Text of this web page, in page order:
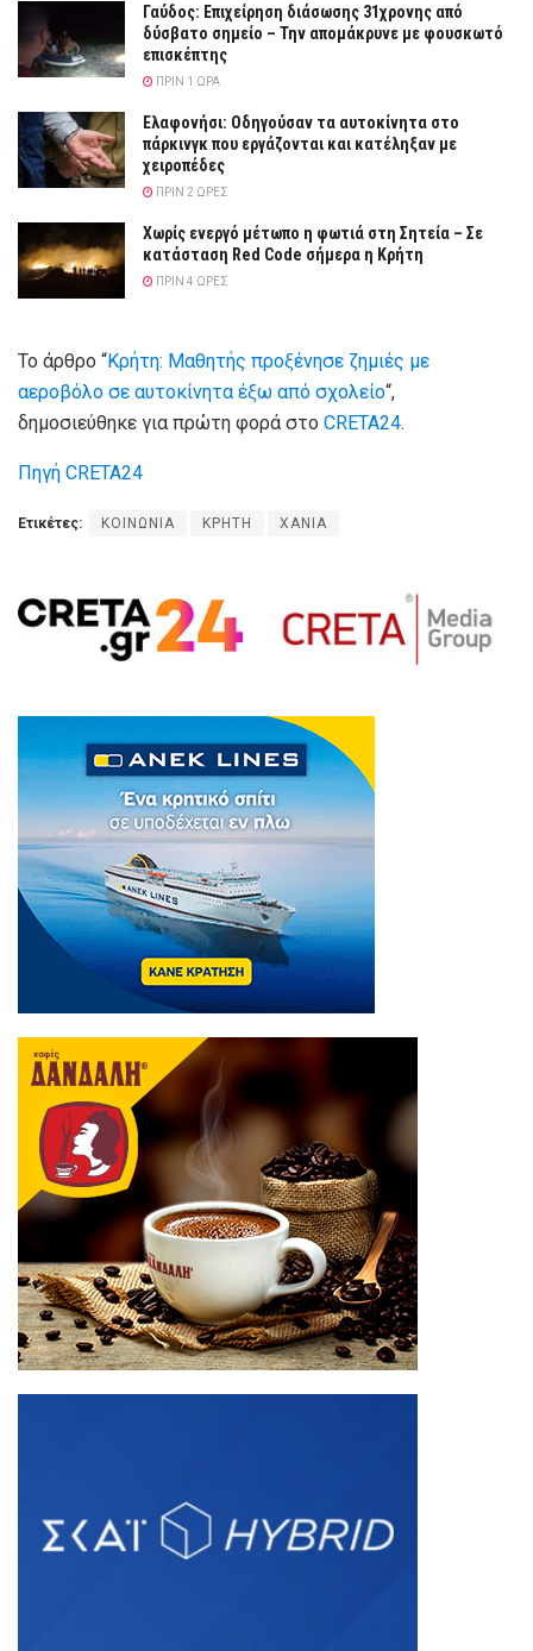
Γαύδος: Επιχείρηση διάσωσης 31χρονης από
δύσβατο σημείο – Την απομάκρυνε με φουσκωτό
επισκέπτης
ΠΡΙΝ 1 ΏΡΑ
Ελαφονήσι: Οδηγούσαν τα αυτοκίνητα στο
πάρκινγκ που εργάζονται και κατέληξαν με
χειροπέδες
ΠΡΙΝ 2 ΏΡΕΣ
Χωρίς ενεργό μέτωπο η φωτιά στη Σητεία – Σε
κατάσταση Red Code σήμερα η Κρήτη
ΠΡΙΝ 4 ΏΡΕΣ
Το άρθρο “Κρήτη: Μαθητής προξένησε ζημιές με
αεροβόλο σε αυτοκίνητα έξω από σχολείο“,
δημοσιεύθηκε για πρώτη φορά στο CRETA24.
Πηγή CRETA24
Ετικέτες: ΚΟΙΝΩΝΙΑ ΚΡΗΤΗ ΧΑΝΙΑ